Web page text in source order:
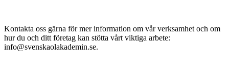
Kontakta oss gärna för mer information om vår verksamhet och om
hur du och ditt företag kan stötta vårt viktiga arbete:
info@svenskaolakademin.se.